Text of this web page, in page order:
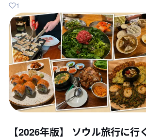
1
【2026年版】 ソウル旅行に行